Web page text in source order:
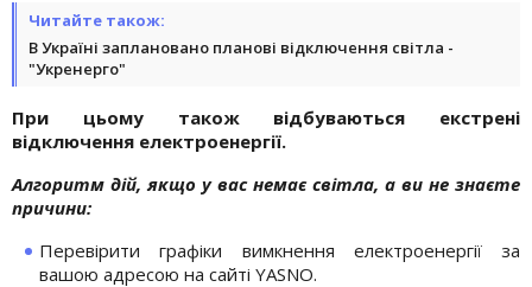
Читайте також:
В Україні заплановано планові відключення світла -
"Укренерго"
При цьому також відбуваються екстрені
відключення електроенергії.
Алгоритм дій, якщо у вас немає світла, а ви не знаєте
причини:
Перевірити графіки вимкнення електроенергії за
вашою адресою на сайті YASNO.